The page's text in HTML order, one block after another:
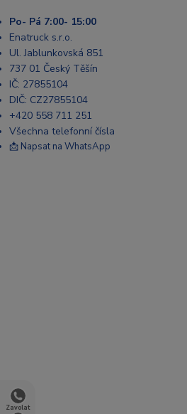
Zavolat
Po- Pá 7:00- 15:00
Enatruck s.r.o.
Ul. Jablunkovská 851
737 01 Český Těšín
IČ: 27855104
DIČ: CZ27855104
+420 558 711 251
Všechna telefonní čísla
📩 Napsat na WhatsApp